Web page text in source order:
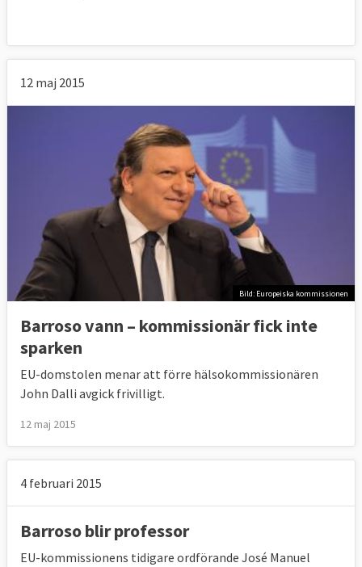
12 maj 2015
Bild: Europeiska kommissionen
Barroso vann – kommissionär fick inte
sparken
EU-domstolen menar att förre hälsokommissionären
John Dalli avgick frivilligt.
12 maj 2015
4 februari 2015
Barroso blir professor
EU-kommissionens tidigare ordförande José Manuel